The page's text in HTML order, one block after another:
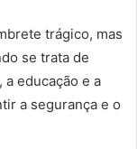
trágico, mas
se trata de
educação e a
a segurança e o